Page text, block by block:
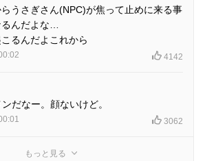
うさぎさん(NPC)が焦って止めに来る事
んだよな…
るんだよこれから
4142
だなー。顔ないけど。
3062
もっと見る